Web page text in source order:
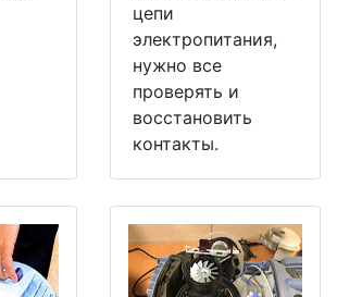
цепи
электропитания,
нужно все
проверять и
восстановить
контакты.